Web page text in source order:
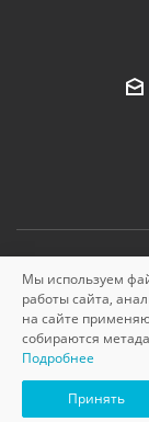
© «Керама
Мы используем
работы сайта,
на сайте
собираются
Подробнее
Принять